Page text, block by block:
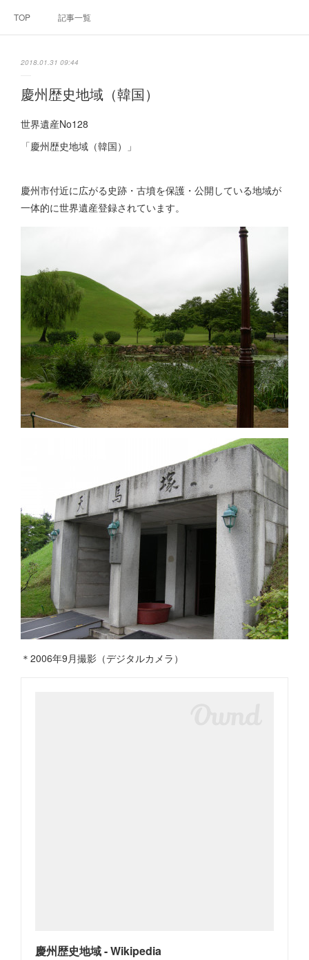
TOP 記事一覧
2018.01.31 09:44
慶州歴史地域（韓国）
世界遺産No128
「慶州歴史地域（韓国）」
慶州市付近に広がる史跡・古墳を保護・公開している地域が
一体的に世界遺産登録されています。
＊2006年9月撮影（デジタルカメラ）
慶州歴史地域 - Wikipedia